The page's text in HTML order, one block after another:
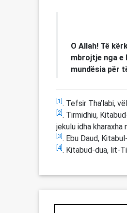
O Allah! Të
mbrojtje nga e
mundësia për
[1] . Tefsir Tha’labi,
[2] . Tirmidhiu,
jekulu idha kharaxha
[3] . Ebu Daud,
[4]. Kitabud-dua, lit-